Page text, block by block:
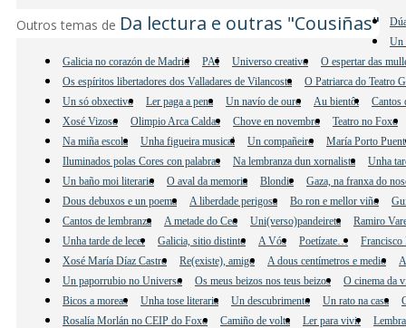
Outros temas de Da lectura e outras "Cousiñas"
Un
Galicia no corazón de Madrid
PAI Universo creativo
O espertar das
Os espíritos libertadores dos Valladares de Vilancosta
O Patriarca do Teatro
Un só obxectivo
Ler paga a pena Un navío de ouro Au bientôt
Cantos
Xosé Vizoso
Olimpio Arca Caldas Chove en novembro
Teatro no Foxo
Na miña escola
Unha figueira musical Un compañeiro
María Porto
Iluminados polas Cores con palabras
Na lembranza dun xornalista
Unha
Un baño moi literario
O aval da memoria Blondie
Gaza, na franxa do
Dous debuxos e un poema
A liberdade perigosa Bo ron e mellor viño
Cantos de lembranza
A metade do Ceo Uni(verso)pandeireta
Ramiro
Unha tarde de lecer
Galicia, sitio distinto A Vós Poetízate…
Xosé María Díaz Castro
Re(existe), amigo A dous centímetros e medio
Un paporrubio no Universo
Os meus beizos nos teus beizos
O cinema da
Bicos a moreas
Unha tose literaria Un descubrimento Un rato na casa
Rosalía Morlán no CEIP do Foxo
Camiño de volta Ler para vivir